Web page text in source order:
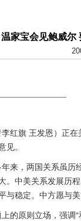
温家宝会见鲍威尔
旗 王发恩）正在
。
，两国关系虽历
。中美关系发展历
与稳定。中方愿与
原则立场，强调“